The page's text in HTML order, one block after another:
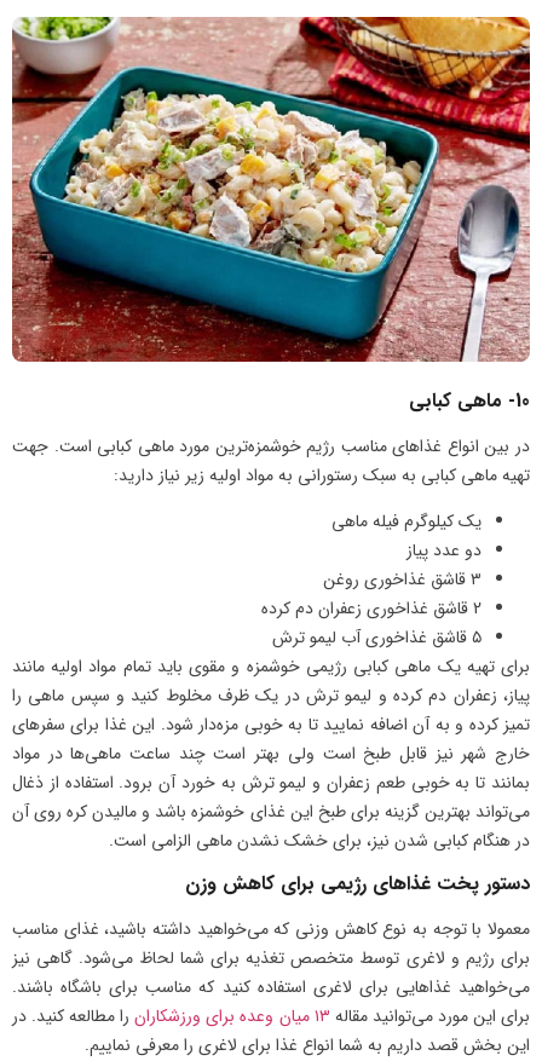
10- ماهی کبابی
در بین انواع غذاهای مناسب رژیم خوشمزه‌ترین مورد ماهی کبابی است. جهت
تهیه ماهی کبابی به سبک رستورانی به مواد اولیه زیر نیاز دارید:
یک کیلوگرم فیله ماهی
دو عدد پیاز
۳ قاشق غذاخوری روغن
2 قاشق غذاخوری زعفران دم کرده
۵ قاشق غذاخوری آب لیمو ترش
برای تهیه یک ماهی کبابی رژیمی خوشمزه و مقوی باید تمام مواد اولیه مانند
پیاز، زعفران دم کرده و لیمو ترش در یک ظرف مخلوط کنید و سپس ماهی را
تمیز کرده و به آن اضافه نمایید تا به خوبی مزه‌دار شود. این غذا برای سفرهای
خارج شهر نیز قابل طبخ است ولی بهتر است چند ساعت ماهی‌ها در مواد
بمانند تا به خوبی طعم زعفران و لیمو ترش به خورد آن برود. استفاده از ذغال
می‌تواند بهترین گزینه برای طبخ این غذای خوشمزه باشد و مالیدن کره روی آن
در هنگام کبابی شدن نیز، برای خشک نشدن ماهی الزامی است.
دستور پخت غذاهای رژیمی برای کاهش وزن
معمولا با توجه به نوع کاهش وزنی که می‌خواهید داشته باشید، غذای مناسب
برای رژیم و لاغری توسط متخصص تغذیه برای شما لحاظ می‌شود. گاهی نیز
می‌خواهید غذاهایی برای لاغری استفاده کنید که مناسب برای باشگاه باشند.
برای این مورد می‌توانید مقاله ۱۳ میان وعده برای ورزشکاران
را مطالعه کنید. در
این بخش قصد داریم به شما انواع غذا برای لاغری را معرفی نماییم.